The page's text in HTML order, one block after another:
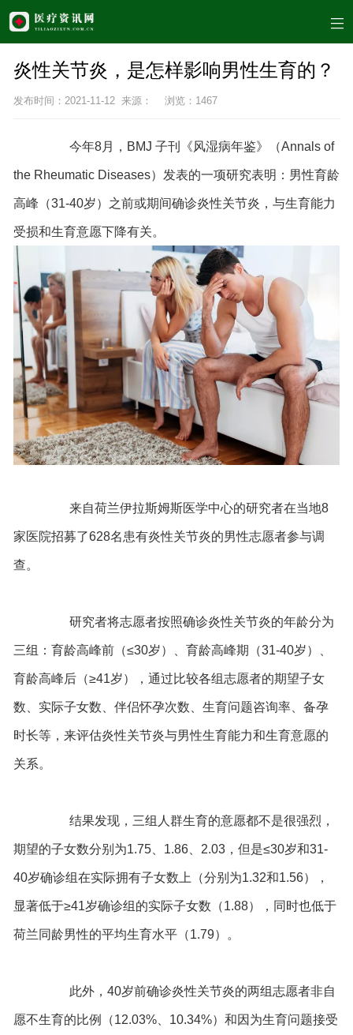
炎性关节炎，是怎样影响男性生育的？
发布时间：2021-11-12 来源： 浏览： 1467
今年8月，BMJ 子刊《风湿病年鉴》（Annals of
the Rheumatic Diseases）发表的一项研究表明：男性育龄
高峰（31-40岁）之前或期间确诊炎性关节炎，与生育能力
受损和生育意愿下降有关。
来自荷兰伊拉斯姆斯医学中心的研究者在当地8
家医院招募了628名患有炎性关节炎的男性志愿者参与调
查。
研究者将志愿者按照确诊炎性关节炎的年龄分为
三组：育龄高峰前（≤30岁）、育龄高峰期（31-40岁）、
育龄高峰后（≥41岁），通过比较各组志愿者的期望子女
数、实际子女数、伴侣怀孕次数、生育问题咨询率、备孕
时长等，来评估炎性关节炎与男性生育能力和生育意愿的
关系。
结果发现，三组人群生育的意愿都不是很强烈，
期望的子女数分别为1.75、1.86、2.03，但是≤30岁和31-
40岁确诊组在实际拥有子女数上（分别为1.32和1.56），
显著低于≥41岁确诊组的实际子女数（1.88），同时也低于
荷兰同龄男性的平均生育水平（1.79）。
此外，40岁前确诊炎性关节炎的两组志愿者非自
愿不生育的比例（12.03%、10.34%）和因为生育问题接受